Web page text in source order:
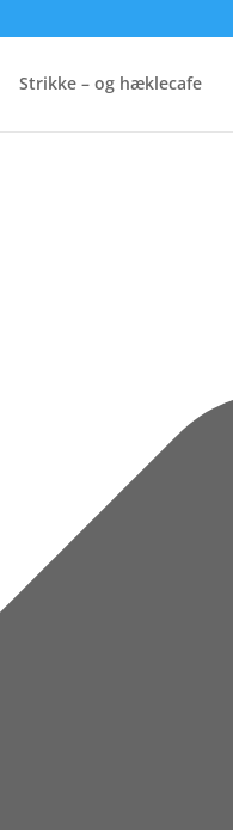
Strikke – og hæklecafe